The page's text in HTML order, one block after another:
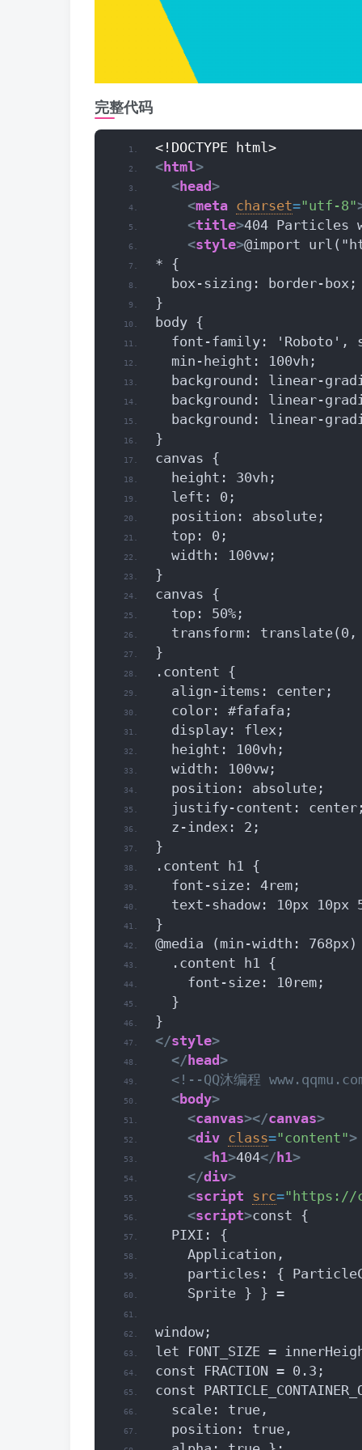
完整代码
<!DOCTYPE html>
<html>
<head >
<meta charset="utf-8"
<title>404 Particles
<style>@import
* {
  box-sizing: border-box;
}
body {
font-family: 'Roboto',
  min-height: 100vh;
background: linear-
background: linear-
background: linear-
}
canvas {
  height: 30vh;
  left: 0;
  position: absolute;
  top: 0;
  width: 100vw;
}
canvas {
  top: 50%;
transform: translate(0,
}
.content {
  align-items: center;
  color: #fafafa;
  display: flex;
  height: 100vh;
  width: 100vw;
  position: absolute;
justify-content:
  z-index: 2;
}
.content h1 {
  font-size: 4rem;
text-shadow: 10px 10px
}
@media (min-width:
  .content h1 {
    font-size: 10rem;
  }
}
</style>
</ head >
<!--QQ沐编程
<body>
<canvas></canvas>
<div class="content">
<h1>404</ h1>
</div>
<script src="https://
<script>const {
  PIXI: {
    Application,
particles: {
    Sprite } } =
window;
let FONT_SIZE =
const FRACTION = 0.3;
const
  scale: true,
  position: true,